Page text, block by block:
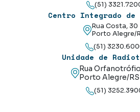
(51)
Centro Integrado de
Rua Costa, 30
Porto Alegre/
(51)
Unidade de
Rua
Porto Alegre/RS
(51)